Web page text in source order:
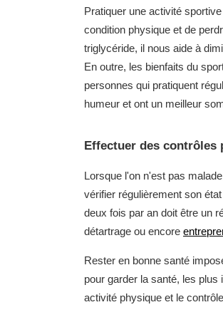
Pratiquer une activité
condition physique et de
triglycéride, il nous aide à
En outre, les bienfaits du
personnes qui pratiquent
humeur et ont un meilleur
Effectuer des contrôles
Lorsque l'on n'est pas
vérifier régulièrement son
deux fois par an doit être un
détartrage ou encore
Rester en bonne santé
pour garder la santé, les plus
activité physique et le